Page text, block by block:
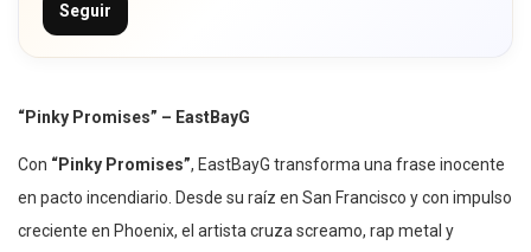
Seguir
“Pinky Promises” – EastBayG
Con “Pinky Promises”, EastBayG transforma una frase inocente
en pacto incendiario. Desde su raíz en San Francisco y con impulso
creciente en Phoenix, el artista cruza screamo, rap metal y